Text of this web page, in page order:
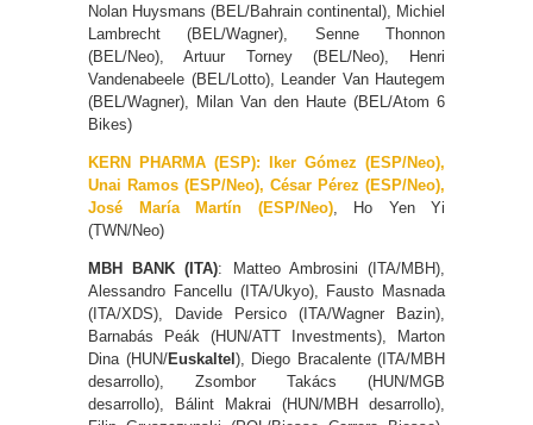
Nolan Huysmans (BEL/Bahrain continental), Michiel
Lambrecht (BEL/Wagner), Senne Thonnon
(BEL/Neo), Artuur Torney (BEL/Neo), Henri
Vandenabeele (BEL/Lotto), Leander Van Hautegem
(BEL/Wagner), Milan Van den Haute (BEL/Atom 6
Bikes)
KERN PHARMA (ESP):
Iker Gómez (ESP/Neo),
Unai Ramos (ESP/Neo), César Pérez (ESP/Neo),
José María Martín (ESP/Neo), Ho Yen Yi
(TWN/Neo)
MBH BANK (ITA): Matteo Ambrosini (ITA/MBH),
Alessandro Fancellu (ITA/Ukyo), Fausto Masnada
(ITA/XDS), Davide Persico (ITA/Wagner Bazin),
Barnabás Peák (HUN/ATT Investments), Marton
Dina (HUN/Euskaltel ), Diego Bracalente (ITA/MBH
desarrollo), Zsombor Takács (HUN/MGB
desarrollo), Bálint Makrai (HUN/MBH desarrollo),